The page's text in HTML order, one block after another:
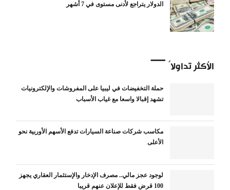
الدولار يتراجع لأدنى مستوى في 7 أشهر
الأكثر تداولاً
حملة التخفيضات في ليبيا على المفروشات والإلكترونيات
تشهد إقبالا واسعا مع غياب الأسباب
مكاسب شركات صناعة السيارات تدفع الأسهم الأوربية نحو
الأعلى
لوجود عجز مالي.. مصرف الإدخار والإستثمار العقاري يجهز
100 قرض فقط للإعلان عنهم قريبا